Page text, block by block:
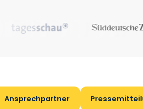
Ansprechpartner